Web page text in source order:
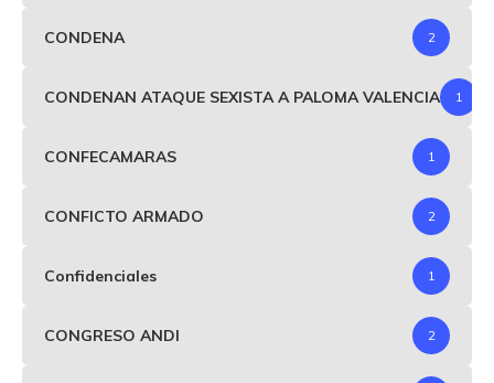
CONDENA 2
CONDENAN ATAQUE SEXISTA A PALOMA VALENCIA 1
CONFECAMARAS 1
CONFICTO ARMADO 2
Confidenciales 1
CONGRESO ANDI 2